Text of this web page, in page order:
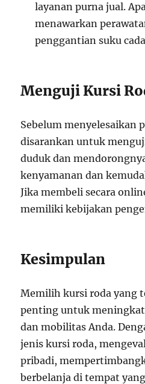
layanan purna jual.
menawarkan
penggantian suku
Menguji Kursi
Sebelum menyelesaikan
disarankan untuk
duduk dan
kenyamanan dan
Jika membeli secara
memiliki kebijakan
Kesimpulan
Memilih kursi roda yang
penting untuk
dan mobilitas Anda.
jenis kursi roda,
pribadi,
berbelanja di tempat